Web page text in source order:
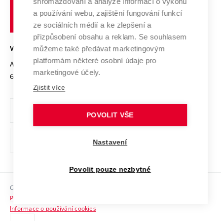
Transfer znalostí
Open Science
Projekty
Projekty ze strukturálních fondů
Specifický výzkum
Služby univerzity
Mezinárodní dohody
Univerzitní sítě
Podnikavá univerzita / ContriBUTe
Bezpečná univerzita
Vyznamenání
Organizační struktura
Ochrana osobních údajů
odkaz)
Sociální bezpečí
HR Award
učení
technické
VYSOKÉ UČENÍ TECHNICKÉ V BRNĚ
Antonínská 548/1
602 00 Brno
www.vut.cz
vut@vutbr.cz
Copyright © 2026 VUT
Prohlášení o přístupnosti
Informace o používání cookies
a používání webu, zajištění fungování funkcí
ze sociálních médií a ke zlepšení a
přizpůsobení obsahu a reklam. Se souhlasem
můžeme také předávat marketingovým
platformám některé osobní údaje pro
marketingové účely.
Zjistit více
POVOLIT VŠE
Nastavení
Povolit pouze nezbytné